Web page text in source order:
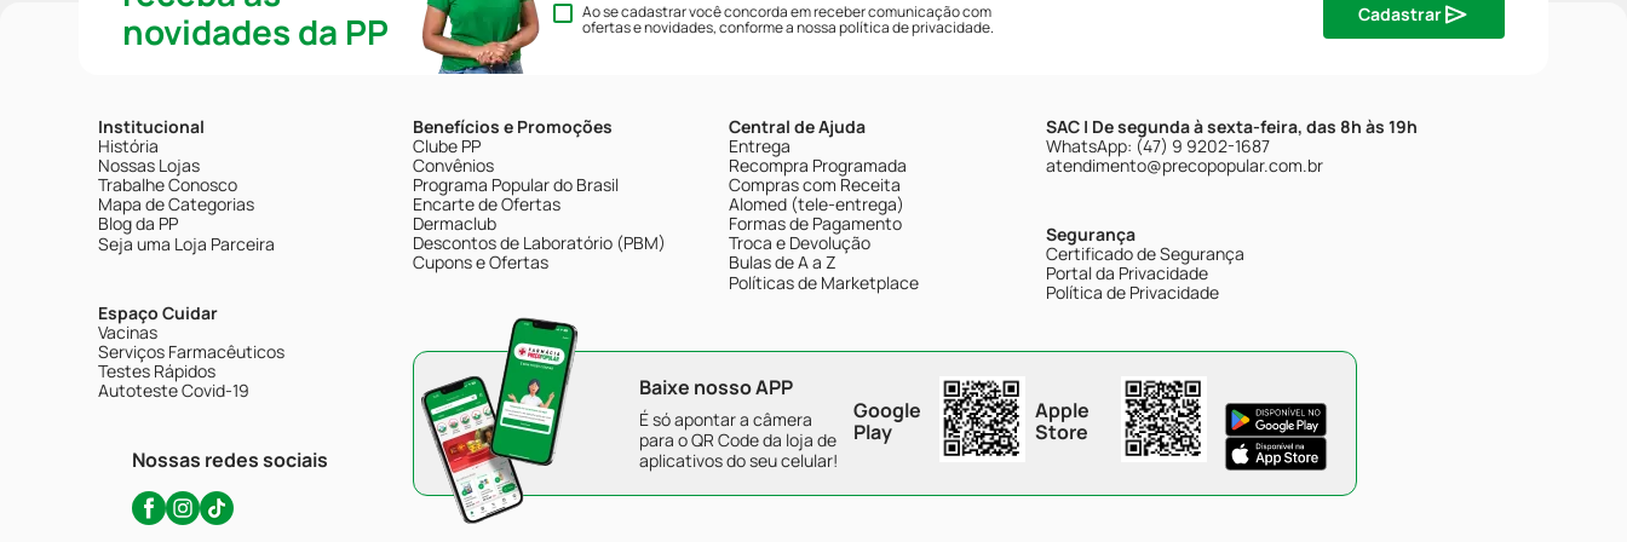
novidades da PP
Ao se cadastrar você concorda em receber comunicação com
ofertas e novidades, conforme a nossapolítica de privacidade.
Cadastrar
Institucional
História
Nossas Lojas
Trabalhe Conosco
Mapa de Categorias
Blog da PP
Seja uma Loja Parceira
Espaço Cuidar
Vacinas
Serviços Farmacêuticos
Testes Rápidos
Autoteste Covid-19
Nossas redes sociais
Benefícios e Promoções
Clube PP
Convênios
Programa Popular do Brasil
Encarte de Ofertas
Dermaclub
Descontos de Laboratório (PBM)
Cupons e Ofertas
Central de Ajuda
Entrega
Recompra Programada
Compras com Receita
Alomed (tele-entrega)
Formas de Pagamento
Troca e Devolução
Bulas de A a Z
Políticas de Marketplace
SAC | De segunda à sexta-feira, das 8h às 19h
WhatsApp: (47) 9 9202-1687
atendimento@precopopular.com.br
Segurança
Certificado de Segurança
Portal da Privacidade
Política de Privacidade
Baixe nosso APP
É só apontar a câmera
para o QR Code da loja de
aplicativos do seu celular!
Google
Play
Apple
Store